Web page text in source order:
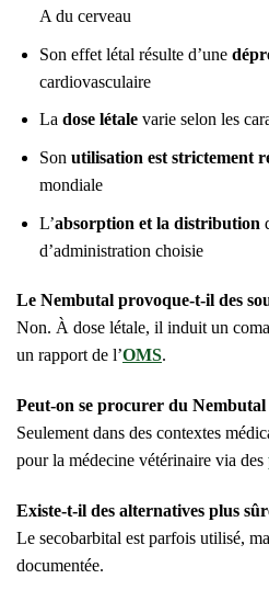
A du cerveau
Son effet létal résulte d’une
cardiovasculaire
La dose létalevarie selon les
Son utilisation est strictement
mondiale
L’absorption et la distribution
d’administration choisie
Le Nembutal provoque-t-il des
Non. À dose létale, il induit un
un rapport de l’OMS.
Peut-on se procurer du Nembutal
Seulement dans des contextes
pour la médecine vétérinaire via des
Existe-t-il des alternatives plus
Le secobarbital est parfois utilisé,
documentée.